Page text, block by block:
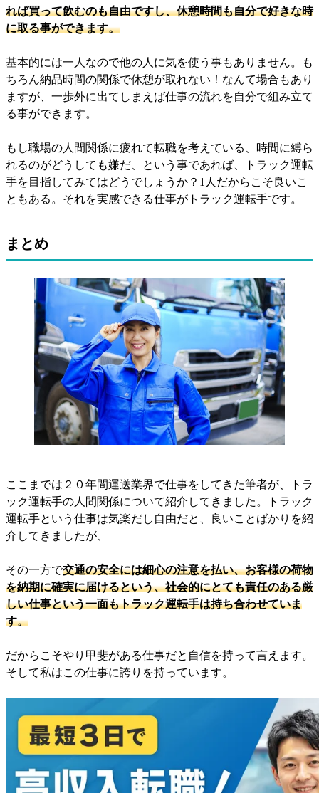
れば買って飲むのも自由ですし、休憩時間も自分で好きな時
に取る事ができます。
基本的には一人なので他の人に気を使う事もありません。も
ちろん納品時間の関係で休憩が取れない！なんて場合もあり
ますが、一歩外に出てしまえば仕事の流れを自分で組み立て
る事ができます。
もし職場の人間関係に疲れて転職を考えている、時間に縛ら
れるのがどうしても嫌だ、という事であれば、トラック運転
手を目指してみてはどうでしょうか？1人だからこそ良いこ
ともある。それを実感できる仕事がトラック運転手です。
まとめ
ここまでは２０年間運送業界で仕事をしてきた筆者が、トラ
ック運転手の人間関係について紹介してきました。トラック
運転手という仕事は気楽だし自由だと、良いことばかりを紹
介してきましたが、
その一方で交通の安全には細心の注意を払い、お客様の荷物
を納期に確実に届けるという、社会的にとても責任のある厳
しい仕事という一面もトラック運転手は持ち合わせていま
す。
だからこそやり甲斐がある仕事だと自信を持って言えます。
そして私はこの仕事に誇りを持っています。